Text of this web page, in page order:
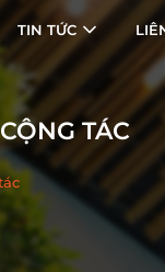
TIN TỨC
TÁC